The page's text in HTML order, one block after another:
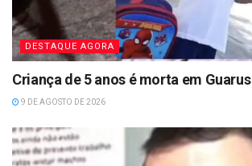
DESTAQUE AGORA
Criança de 5 anos é morta em Guarus
9 DE AGOSTO DE 2026